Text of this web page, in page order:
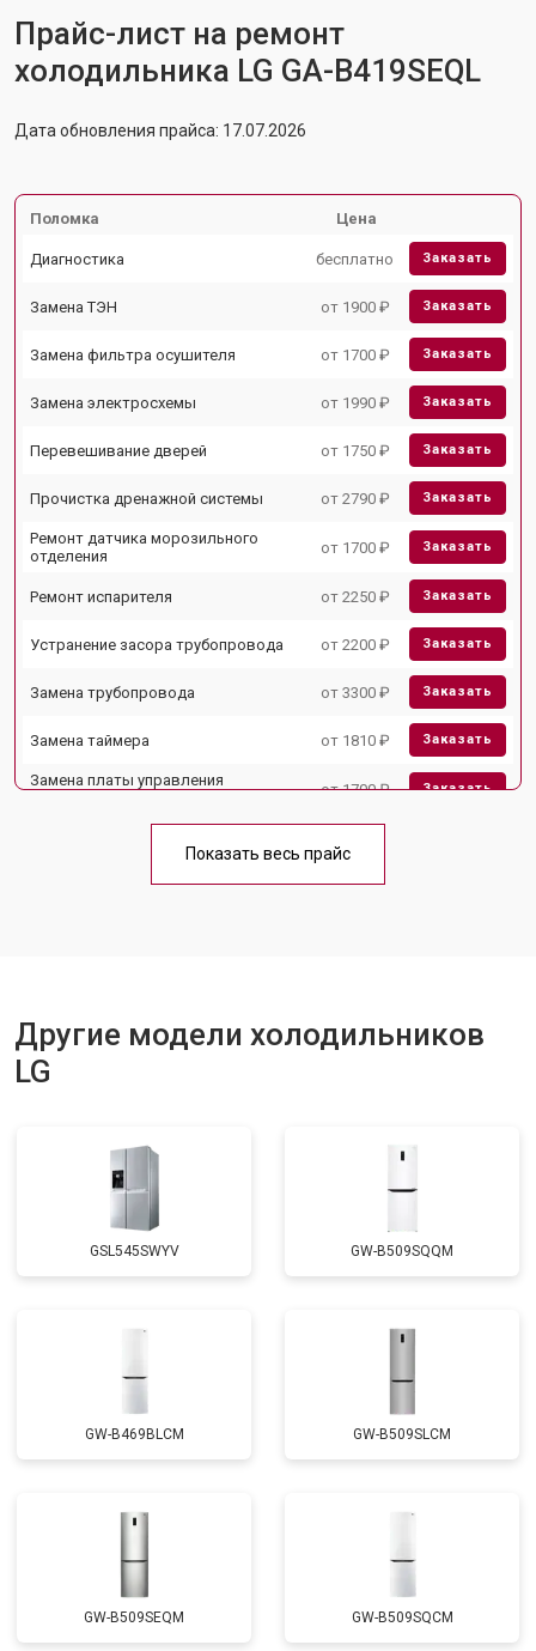
Прайс-лист на ремонт
холодильника LG GA-B419SEQL
Дата обновления прайса: 17.07.2026
Поломка Цена
Диагностика бесплатно Заказать
Замена ТЭН от 1900 ₽ Заказать
Замена фильтра осушителя от 1700 ₽ Заказать
Замена электросхемы от 1990 ₽ Заказать
Перевешивание дверей от 1750 ₽ Заказать
Прочистка дренажной системы от 2790 ₽ Заказать
Ремонт датчика морозильного
отделения
от 1700 ₽ Заказать
Ремонт испарителя от 2250 ₽ Заказать
Устранение засора трубопровода от 2200 ₽ Заказать
Замена трубопровода от 3300 ₽ Заказать
Замена таймера от 1810 ₽ Заказать
Замена платы управления
от 1700 ₽ Заказать
Ремонт/замена датчика
Замена термостата от 1700 ₽
Замена нагревателя испарителя от 2550 ₽ Заказать
Замена нагревателя оттайки
Устранение утечки хладагента
Показать весь прайс
Другие модели холодильников
LG
GSL545SWYV GW-B509SQQM
GW-B469BLCM GW-B509SLCM
GW-B509SEQM GW-B509SQCM